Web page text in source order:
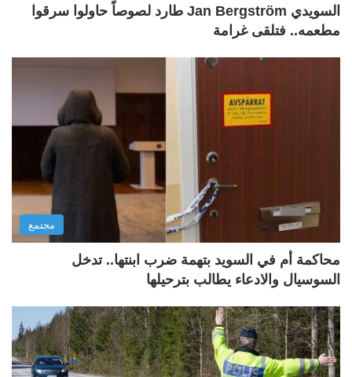
السويدي Jan Bergström طارد لصوصاً حاولوا سرقوا
مطعمه.. فتلقى غرامة
مجتمع
محاكمة أم في السويد بتهمة ضرب ابنتها.. تدخل
السوسيال والادعاء يطالب بترحيلها